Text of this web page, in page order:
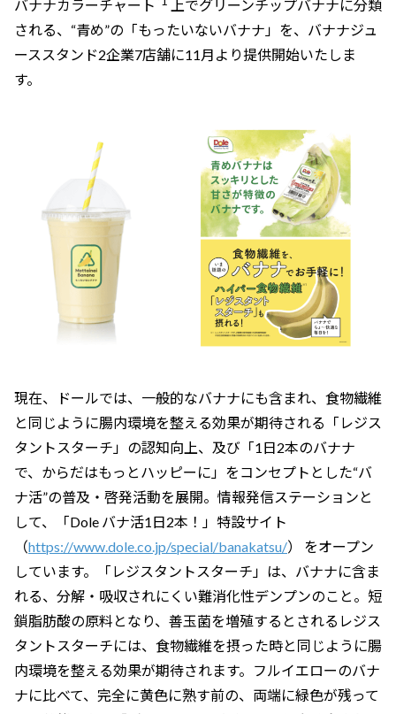
バナナカラーチャート
上でグリーンチップバナナに分類
される、“青め”の「もったいないバナナ」を、バナナジュ
ーススタンド2企業7店舗に11月より提供開始いたしま
す。
現在、ドールでは、一般的なバナナにも含まれ、食物繊維
と同じように腸内環境を整える効果が期待される「レジス
タントスターチ」の認知向上、及び「1日2本のバナナ
で、からだはもっとハッピーに」をコンセプトとした“バ
ナ活”の普及・啓発活動を展開。情報発信ステーションと
して、「Dole バナ活1日2本！」特設サイト
（https://www.dole.co.jp/special/banakatsu/） をオープン
しています。「レジスタントスターチ」は、バナナに含ま
れる、分解・吸収されにくい難消化性デンプンのこと。短
鎖脂肪酸の原料となり、善玉菌を増殖するとされるレジス
タントスターチには、食物繊維を摂った時と同じように腸
内環境を整える効果が期待されます。フルイエローのバナ
ナに比べて、完全に黄色に熟す前の、両端に緑色が残って